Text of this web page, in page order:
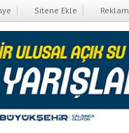
Sitene Ekle Reklam